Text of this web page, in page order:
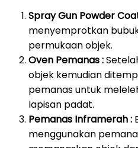
Spray Gun Powder
menyemprotkan
permukaan objek.
Oven Pemanas :
objek kemudian
pemanas untuk
lapisan padat.
Pemanas Inframerah :
menggunakan